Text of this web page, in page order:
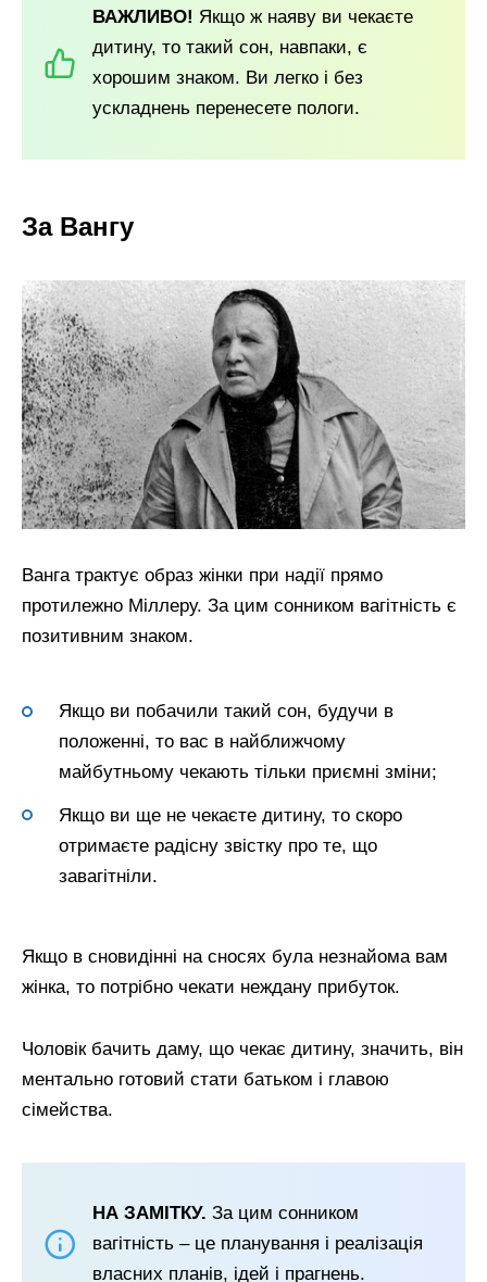
ВАЖЛИВО! Якщо ж наяву ви чекаєте
дитину, то такий сон, навпаки, є
хорошим знаком. Ви легко і без
ускладнень перенесете пологи.
За Вангу
Ванга трактує образ жінки при надії прямо
протилежно Міллеру. За цим сонником вагітність є
позитивним знаком.
Якщо ви побачили такий сон, будучи в
положенні, то вас в найближчому
майбутньому чекають тільки приємні зміни;
Якщо ви ще не чекаєте дитину, то скоро
отримаєте радісну звістку про те, що
завагітніли.
Якщо в сновидінні на сносях була незнайома вам
жінка, то потрібно чекати неждану прибуток.
Чоловік бачить даму, що чекає дитину, значить, він
ментально готовий стати батьком і главою
сімейства.
НА ЗАМІТКУ. За цим сонником
вагітність – це планування і реалізація
власних планів, ідей і прагнень.